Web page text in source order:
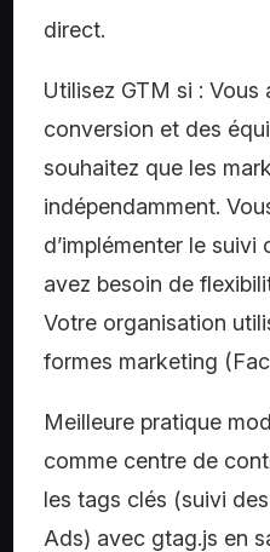
direct.
Utilisez GTM si :
conversion et des
souhaitez que les
indépendamment.
d’implémenter le suivi
avez besoin de
Votre organisation
formes marketing
Meilleure pratique
comme centre de
les tags clés (suivi
Ads) avec gtag.js en